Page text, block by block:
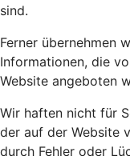
sind.
Ferner übernehmen
Informationen, die
Website angeboten
Wir haften nicht für
der auf der Website
durch Fehler oder